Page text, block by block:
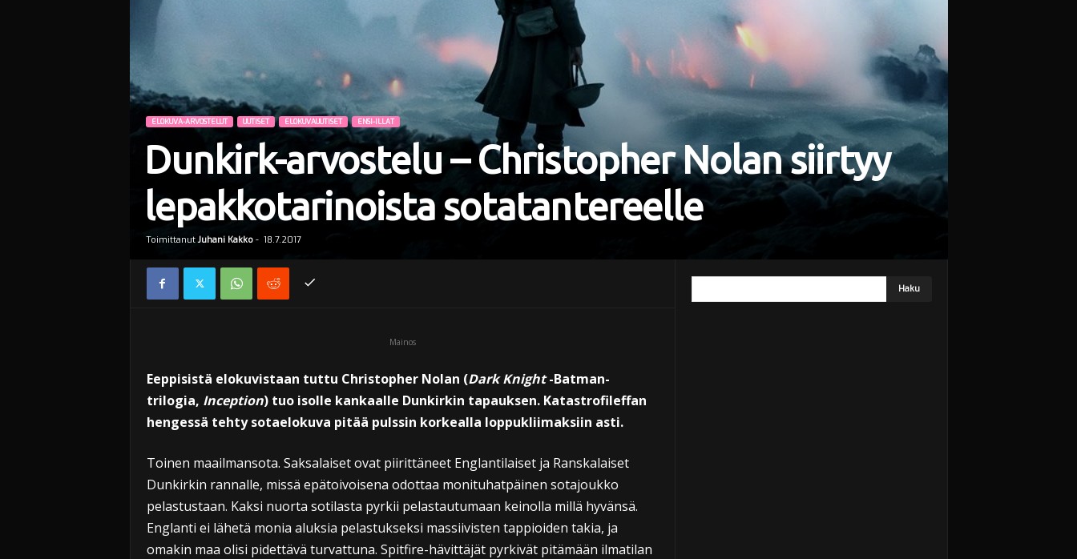
ELOKUVA-ARVOSTELUT UUTISET ELOKUVAUUTISET ENSI-ILLAT
Dunkirk-arvostelu – Christopher Nolan siirtyy
lepakkotarinoista sotatantereelle
Toimittanut Juhani Kakko- 18.7.2017
Mainos
Eeppisistä elokuvistaan tuttu Christopher Nolan (Dark Knight-Batman-
trilogia, Inception) tuo isolle kankaalle Dunkirkin tapauksen. Katastrofileffan
hengessä tehty sotaelokuva pitää pulssin korkealla loppukliimaksiin asti.
Toinen maailmansota. Saksalaiset ovat piirittäneet Englantilaiset ja Ranskalaiset
Dunkirkin rannalle, missä epätoivoisena odottaa monituhatpäinen sotajoukko
pelastustaan. Kaksi nuorta sotilasta pyrkii pelastautumaan keinolla millä hyvänsä.
Englanti ei lähetä monia aluksia pelastukseksi massiivisten tappioiden takia, ja
omakin maa olisi pidettävä turvattuna. Spitfire-hävittäjät pyrkivät pitämään ilmatilan